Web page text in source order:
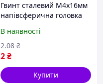
Гвинт сталевий М4х16мм
напівсферична головка
В наявності
2₴
2.08 ₴
Купити